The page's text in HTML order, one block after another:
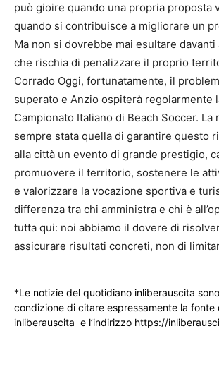
può gioire quando una propria proposta
quando si contribuisce a migliorare un
Ma non si dovrebbe mai esultare davanti
che rischia di penalizzare il proprio
Corrado Oggi, fortunatamente, il
superato e Anzio ospiterà regolarmente
Campionato Italiano di Beach Soccer. La
sempre stata quella di garantire questo
alla città un evento di grande prestigio,
promuovere il territorio, sostenere le
e valorizzare la vocazione sportiva e
differenza tra chi amministra e chi è
tutta qui: noi abbiamo il dovere di
assicurare risultati concreti, non di
*Le notizie del quotidiano inliberauscita
condizione di citare espressamente la fonte
inliberauscita e l’indirizzo https://